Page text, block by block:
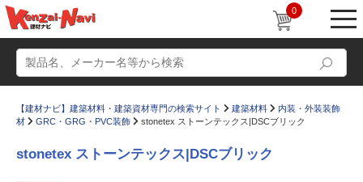
0
【建材ナビ】建築材料・建築資材専門の検索サイト 建築材料
内装・外装装飾
材
GRC・GRG・PVC装飾 stonetex ストーンテックス|DSCブリック
stonetex ストーンテックス|DSCブリック